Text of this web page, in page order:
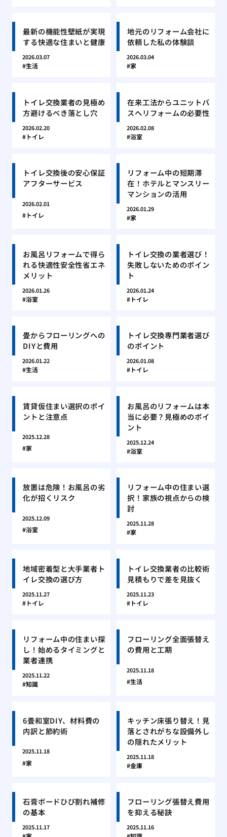
最新の機能性壁紙が実現
する快適な住まいと健康
2026.03.07
生活
地元のリフォーム会社に
依頼した私の体験談
2026.03.04
家
トイレ交換業者の見極め
方避けるべき落とし穴
2026.02.20
トイレ
在来工法からユニットバ
スへリフォームの必要性
2026.02.08
浴室
トイレ交換後の安心保証
アフターサービス
2026.02.01
トイレ
リフォーム中の短期滞
在！ホテルとマンスリー
マンションの活用
2026.01.29
家
お風呂リフォームで得ら
れる快適性安全性省エネ
メリット
2026.01.26
浴室
トイレ交換の業者選び！
失敗しないためのポイン
ト
2026.01.24
トイレ
畳からフローリングへの
DIYと費用
2026.01.22
生活
トイレ交換専門業者選び
のポイント
2026.01.08
トイレ
賃貸仮住まい選択のポイ
ントと注意点
2025.12.28
家
お風呂のリフォームは本
当に必要？見極めのポイ
ント
2025.12.24
浴室
放置は危険！お風呂の劣
化が招くリスク
2025.12.09
浴室
リフォーム中の住まい選
択！家族の視点からの検
討
2025.11.28
家
地域密着型と大手業者ト
イレ交換の選び方
2025.11.27
トイレ
トイレ交換業者の比較術
見積もりで差を見抜く
2025.11.23
トイレ
リフォーム中の住まい探
し！始めるタイミングと
業者連携
2025.11.22
知識
フローリング全面張替え
の費用と工期
2025.11.18
生活
6畳和室DIY、材料費の
内訳と節約術
2025.11.18
家
キッチン床張り替え！見
落とされがちな設備外し
の隠れたメリット
2025.11.18
金庫
石膏ボードひび割れ補修
の基本
2025.11.17
フローリング張替え費用
を抑える秘訣
2025.11.16